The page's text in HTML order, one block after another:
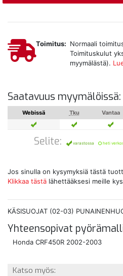
Toimitus: Normaali
Toimituskulut
myymälästä).
Saatavuus myymälöissä:
Webissä Tku Vantaa
Selite: varastossa heti
Jos sinulla on kysymyksiä tästä
Klikkaa tästä lähettääksesi meille
KÄSISUOJAT (02-03)
Yhteensopivat
Honda CRF450R 2002-2003
Katso myös: